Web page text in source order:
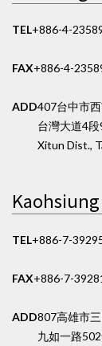
TEL+886-4-
FAX+886-4-
ADD407台中市
台灣大道4
Xitun Dist.,
Kaohsiung
TEL+886-7-
FAX+886-7-
ADD807高雄市
九如一路